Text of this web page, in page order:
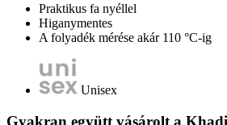
Praktikus fa nyéllel
Higanymentes
A folyadék mérése akár 110 °C-ig
Unisex
Gyakran együtt vásárolt a